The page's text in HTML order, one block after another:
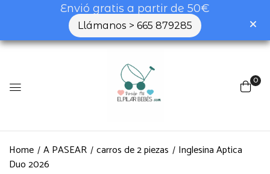
Envió gratis a partir de 50€
Llámanos > 665 879285
0
Home A PASEAR carros de 2 piezas
Inglesina Aptica
Duo 2026